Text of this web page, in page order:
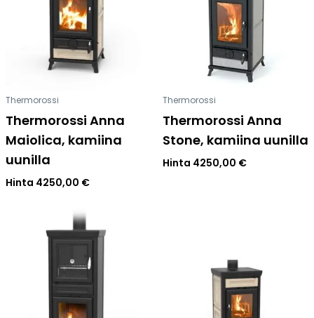
Tulisijatarvikkeet
Kamiinat ja kevyet tulisijat
Grillit ja pihakeittiöt
Laastit
Kiukaat ja kiuaskivet
Outlet
Käyttöehdot
Peruuta verkkokauppatilauksesi
Yhteystiedot
Thermorossi
Thermorossi Anna
Maiolica, kamiina
uunilla
Hinta 4250,00 €
Thermorossi
Thermorossi Anna
Stone, kamiina uunilla
Hinta 4250,00 €